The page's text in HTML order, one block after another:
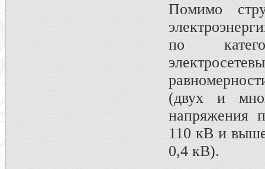
Помимо
по
(двух и
напряжения
110 кВ и
0,4 кВ).